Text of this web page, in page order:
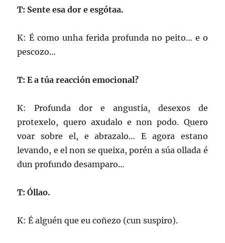
T: Sente esa dor e esgótaa.
K: É como unha ferida profunda no peito… e o
pescozo…
T: E a túa reacción emocional?
K: Profunda dor e angustia, desexos de
protexelo, quero axudalo e non podo. Quero
voar sobre el, e abrazalo… E agora estano
levando, e el non se queixa, porén a súa ollada é
dun profundo desamparo…
T: Óllao.
K: É alguén que eu coñezo (cun suspiro).